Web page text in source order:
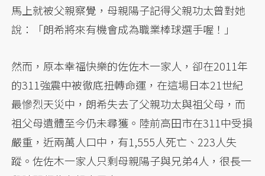
馬上就被父親察覺，母親陽子記得父親功太曾對她
說：「朗希將來有機會成為職業棒球選手喔！」
然而，原本幸福快樂的佐佐木一家人，卻在2011年
的311強震中被徹底扭轉命運，在這場日本21世紀
最慘烈天災中，朗希失去了父親功太與祖父母，而
祖父母遺體至今仍未尋獲。陸前高田市在311中受損
嚴重，近兩萬人口中，有1,555人死亡、223人失
蹤。佐佐木一家人只剩母親陽子與兄弟4人，很長一